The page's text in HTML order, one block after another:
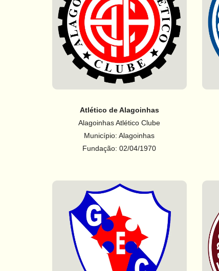
Atlético de Alagoinhas
Alagoinhas Atlético Clube
Município: Alagoinhas
Fundação: 02/04/1970